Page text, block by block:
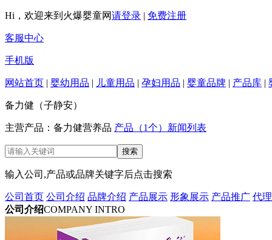
Hi，欢迎来到火爆婴童网请登录 | 免费注册
客服中心
手机版
网站首页 | 婴幼用品 | 儿童用品 | 孕妇用品 | 婴童品牌 | 产品库 |
备力健（子静安）
主营产品：备力健营养品 产品（1个） 新闻列表
输入公司,产品或品牌关键字后点击搜索
公司首页 公司介绍 品牌介绍 产品展示 形象展示 产品推广 代
公司介绍COMPANY INTRO